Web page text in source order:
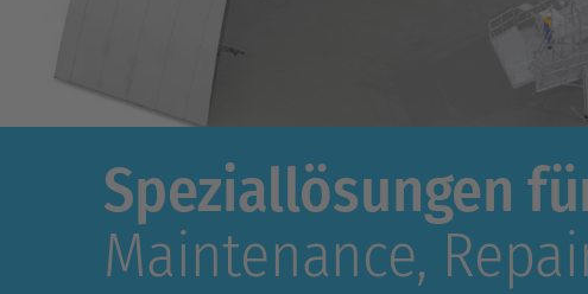
Speziallösungen
Maintenance,